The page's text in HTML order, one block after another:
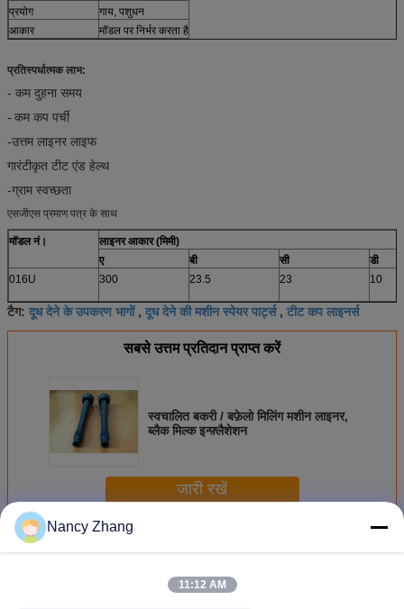
प्रयोग
गाय, पशुधन
आकार
मॉडल पर निर्भर करता है
प्रतिस्पर्धात्मक लाभ:
- कम दुहना समय
- कम कप पर्ची
-उत्तम लाइनर लाइफ
गारंटीकृत टीट एंड हेल्थ
-ग्राम स्वच्छता
एसजीएस प्रमाण पत्र के साथ
मॉडल नं।
लाइनर आकार (मिमी)
ए
बी सी
डी
016U
300 23.5 23 10
टैग: दूध देने के उपकरण भागों, दूध देने की मशीन स्पेयर पार्ट्स, टीट कप लाइनर्स
सबसे उत्तम प्रतिदान प्राप्त करें
स्वचालित बकरी / बफ़ेलो मिलिंग मशीन लाइनर,
ब्लैक मिल्क इन्फ़्लैशेशन
जारी रखें
अधिक दूध देने वाली मशीन के भाग
Nancy Zhang
11:12 AM